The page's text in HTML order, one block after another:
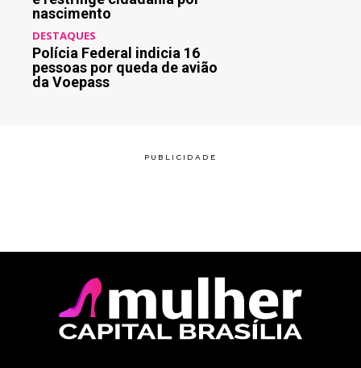
nascimento
DESTAQUES
Polícia Federal indicia 16
pessoas por queda de avião
da Voepass